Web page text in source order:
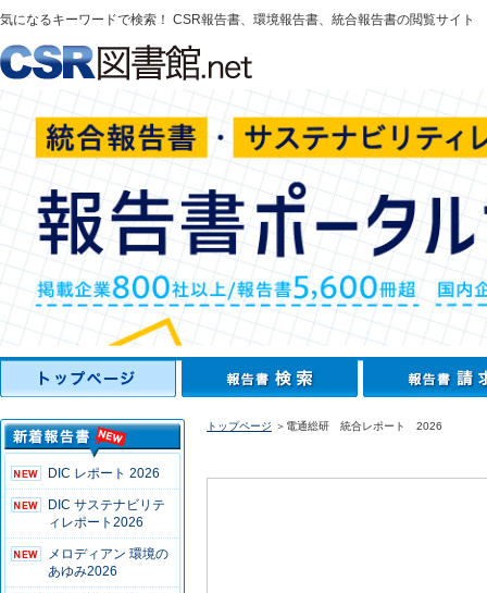
気になるキーワードで検索！ CSR報告書、環境報告書、統合報告書の閲覧サイト
DIC レポート 2026
DIC サステナビリテ
ィレポート2026
メロディアン 環境の
あゆみ2026
トップページ ＞電通総研 統合レポート 2026